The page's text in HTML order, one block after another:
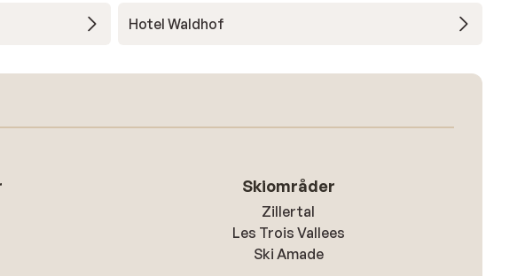
Hotel Waldhof
Skiområder
Zillertal
Les Trois Vallees
Ski Amade